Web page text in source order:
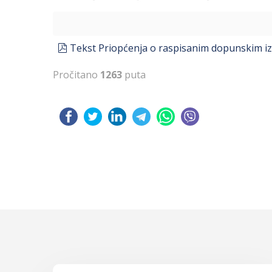
pdf
Tekst Priopćenja o raspisanim dopunskim
Pročitano 1263 puta